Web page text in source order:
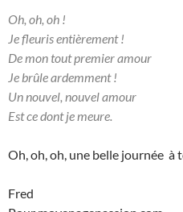
Oh, oh, oh !
Je fleuris entièrement !
De mon tout premier amour
Je brûle ardemment !
Un nouvel, nouvel amour
Est ce dont je meure.
Oh, oh, oh, une belle journée à
Fred